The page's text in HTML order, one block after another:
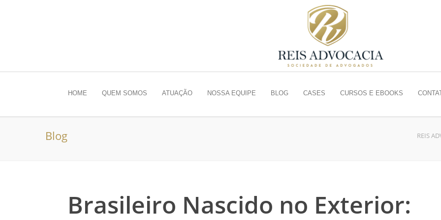
HOME QUEM SOMOS ATUAÇÃO NOSSA EQUIPE BLOG CASES CURSOS E EBOOKS
Blog REIS
Brasileiro Nascido no Exterior: